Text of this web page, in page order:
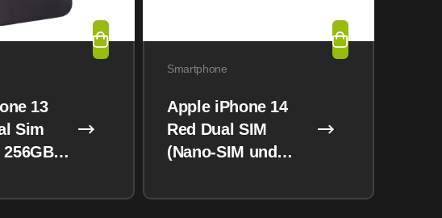
13
Sim
Smartphone
Apple iPhone 14
Red Dual SIM
(Nano-SIM und